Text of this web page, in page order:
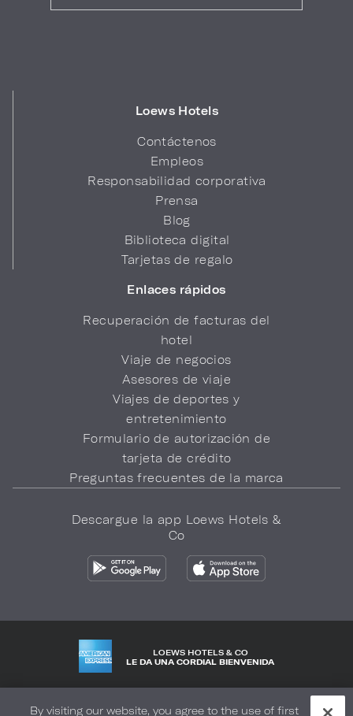
Loews Hotels
Contáctenos
Empleos
Responsabilidad corporativa
Prensa
Blog
Biblioteca digital
Tarjetas de regalo
Enlaces rápidos
Recuperación de facturas del
hotel
Viaje de negocios
Asesores de viaje
Viajes de deportes y
entretenimiento
Formulario de autorización de
tarjeta de crédito
Preguntas frecuentes de la marca
Descargue la app Loews Hotels &
Co
LOEWS HOTELS & CO
LE DA UNA CORDIAL BIENVENIDA
By visiting our website, you agree to the use of first